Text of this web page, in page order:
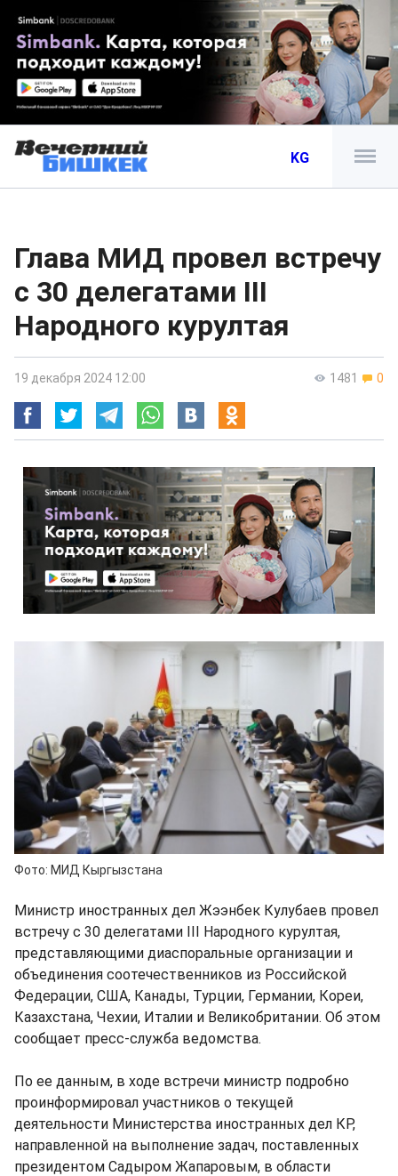
KG
Глава МИД провел встречу
с 30 делегатами III
Народного курултая
1481 0
19 декабря 2024 12:00
Фото: МИД Кыргызстана
Министр иностранных дел Жээнбек Кулубаев провел
встречу с 30 делегатами III Народного курултая,
представляющими диаспоральные организации и
объединения соотечественников из Российской
Федерации, США, Канады, Турции, Германии, Кореи,
Казахстана, Чехии, Италии и Великобритании. Об этом
сообщает пресс-служба ведомства.
По ее данным, в ходе встречи министр подробно
проинформировал участников о текущей
деятельности Министерства иностранных дел КР,
направленной на выполнение задач, поставленных
президентом Садыром Жапаровым, в области